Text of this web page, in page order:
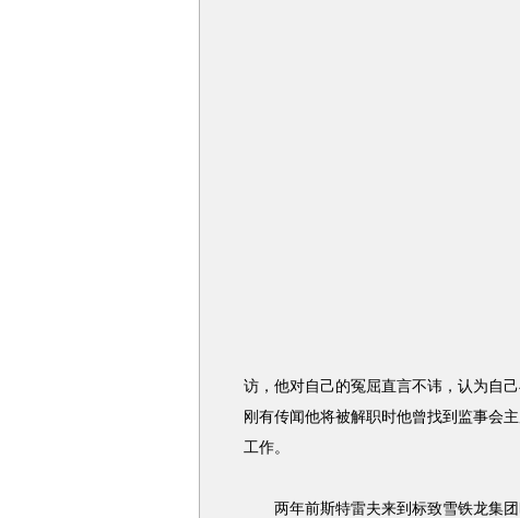
访，他对自己的冤屈直言不讳，认为自
刚有传闻他将被解职时他曾找到监事会
工作。
两年前斯特雷夫来到标致雪铁龙集团